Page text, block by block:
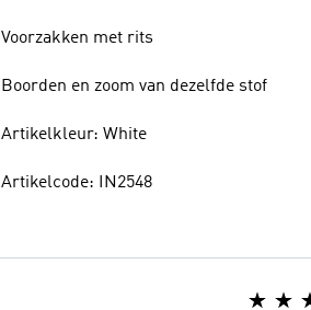
Voorzakken met rits
Boorden en zoom van dezelfde stof
Artikelkleur: White
Artikelcode: IN2548